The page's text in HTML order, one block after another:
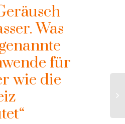
Was
für
wie die